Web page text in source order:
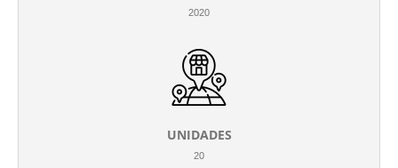
2020
UNIDADES
20